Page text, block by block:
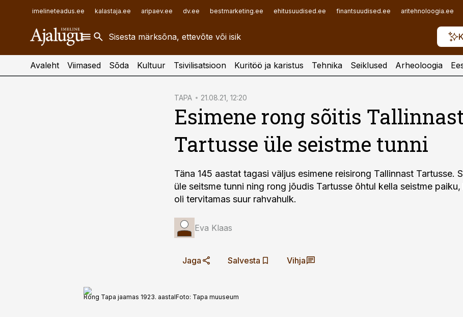
imelineteadus.ee kalastaja.ee aripaev.ee dv.ee bestmarketing.ee ehitusuudised.ee finantsuudised.ee aritehnoloogia.ee
finantsuudised.ee
aritehnoloogia.ee
toostusuudised.ee
Avaleht Viimased Sõda Kultuur Tsivilisatsioon Kuritöö ja karistus Tehnika Seiklused Arheoloogia
TAPA 21.08.21, 12:20
Esimene rong sõitis
Tartusse üle seistme tunni
Täna 145 aastat tagasi väljus esimene reisirong Tallinnast Tartusse.
üle seitsme tunni ning rong jõudis Tartusse õhtul kella seistme paiku,
oli tervitamas suur rahvahulk.
Eva Klaas
Jaga Salvesta Vihja
Rong Tapa jaamas 1923. aastalFoto: Tapa muuseum